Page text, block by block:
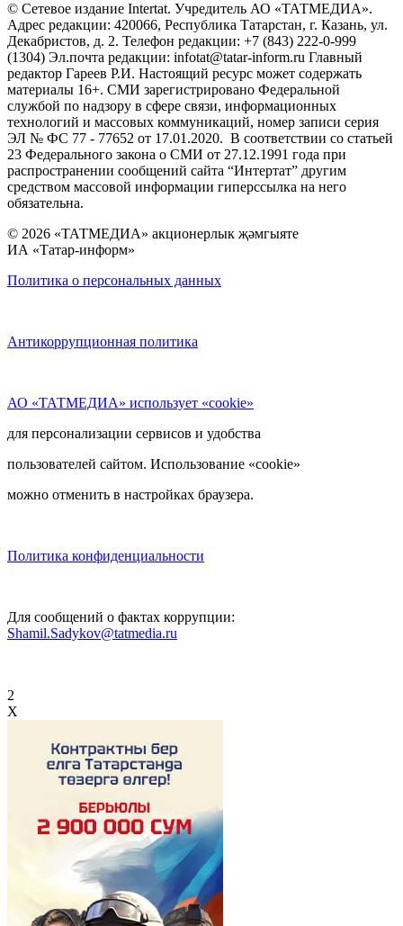
© Сетевое издание Intertat. Учредитель АО «ТАТМЕДИА».
Адрес редакции: 420066, Республика Татарстан, г. Казань, ул.
Декабристов, д. 2. Телефон редакции: +7 (843) 222-0-999
(1304) Эл.почта редакции: infotat@tatar-inform.ru Главный
редактор Гареев Р.И. Настоящий ресурс может содержать
материалы 16+. СМИ зарегистрировано Федеральной
службой по надзору в сфере связи, информационных
технологий и массовых коммуникаций, номер записи серия
ЭЛ № ФС 77 - 77652 от 17.01.2020. В соответствии со статьей
23 Федерального закона о СМИ от 27.12.1991 года при
распространении сообщений сайта “Интертат” другим
средством массовой информации гиперссылка на него
обязательна.
© 2026 «ТАТМЕДИА» акционерлык җәмгыяте
ИА «Татар-информ»
Политика о персональных данных
Антикоррупционная политика
АО «ТАТМЕДИА» использует «cookie»
для персонализации сервисов и удобства
пользователей сайтом. Использование «cookie»
можно отменить в настройках браузера.
Политика конфиденциальности
Для сообщений о фактах коррупции:
Shamil.Sadykov@tatmedia.ru
2
X